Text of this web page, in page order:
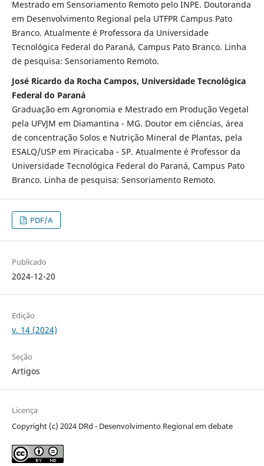
Mestrado em Sensoriamento Remoto pelo INPE. Doutoranda
em Desenvolvimento Regional pela UTFPR Campus Pato
Branco. Atualmente é Professora da Universidade
Tecnológica Federal do Paraná, Campus Pato Branco. Linha
de pesquisa: Sensoriamento Remoto.
José Ricardo da Rocha Campos, Universidade Tecnológica
Federal do Paraná
Graduação em Agronomia e Mestrado em Produção Vegetal
pela UFVJM em Diamantina - MG. Doutor em ciências, área
de concentração Solos e Nutrição Mineral de Plantas, pela
ESALQ/USP em Piracicaba - SP. Atualmente é Professor da
Universidade Tecnológica Federal do Paraná, Campus Pato
Branco. Linha de pesquisa: Sensoriamento Remoto.
PDF/A
Publicado
2024-12-20
Edição
v. 14 (2024)
Seção
Artigos
Licença
Copyright (c) 2024 DRd - Desenvolvimento Regional em debate